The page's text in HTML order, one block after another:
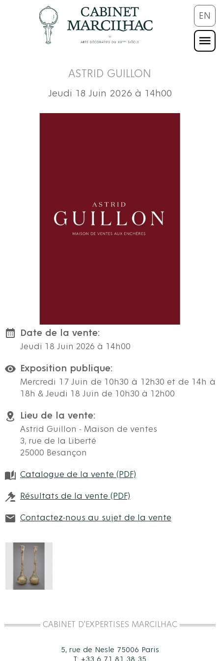
EN
ASTRID GUILLON
Jeudi 18 Juin 2026 à 14h00
Date de la vente:
Jeudi 18 Juin 2026 à 14h00
Exposition publique:
Mercredi 17 Juin de 10h30 à 12h30 et de 14h à
18h & Jeudi 18 Juin de 10h30 à 12h00
Lieu de la vente:
Astrid Guillon - Maison de ventes
3, rue de la Liberté
25000 Besançon
Catalogue de la vente (PDF)
Résultats de la vente (PDF)
Contactez-nous au sujet de la vente
CABINET D'EXPERTISES MARCILHAC
5, rue de Nesle 75006 Paris
T: +33 6 71 81 38 35